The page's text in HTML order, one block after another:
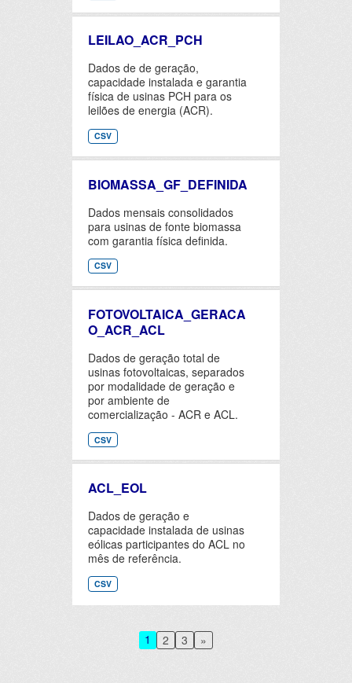
LEILAO_ACR_PCH
Dados de de geração,
capacidade instalada e garantia
física de usinas PCH para os
leilões de energia (ACR).
CSV
BIOMASSA_GF_DEFINIDA
Dados mensais consolidados
para usinas de fonte biomassa
com garantia física definida.
CSV
FOTOVOLTAICA_GERACA
O_ACR_ACL
Dados de geração total de
usinas fotovoltaicas, separados
por modalidade de geração e
por ambiente de
comercialização - ACR e ACL.
CSV
ACL_EOL
Dados de geração e
capacidade instalada de usinas
eólicas participantes do ACL no
mês de referência.
CSV
1 2 3 »